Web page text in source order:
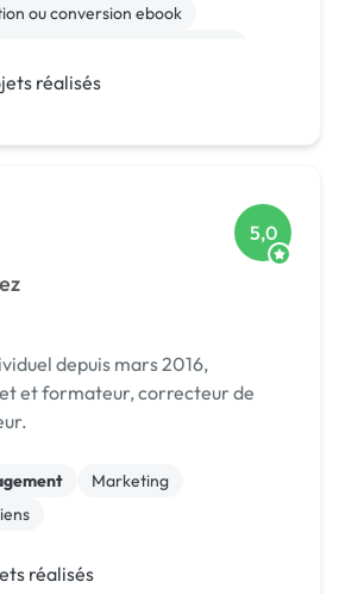
ou conversion ebook
affiche...)
réalisés
5,0
depuis mars 2016,
et formateur, correcteur de
Marketing
réalisés